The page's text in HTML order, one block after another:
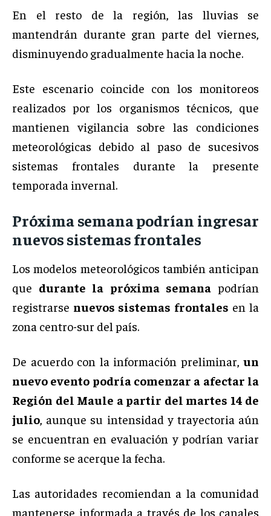
En el resto de la región, las lluvias se
mantendrán durante gran parte del viernes,
disminuyendo gradualmente hacia la noche.
Este escenario coincide con los monitoreos
realizados por los organismos técnicos, que
mantienen vigilancia sobre las condiciones
meteorológicas debido al paso de sucesivos
sistemas frontales durante la presente
temporada invernal.
Próxima semana podrían ingresar
nuevos sistemas frontales
Los modelos meteorológicos también anticipan
que durante la próxima semana podrían
registrarse nuevos sistemas frontales en la
zona centro-sur del país.
De acuerdo con la información preliminar, un
nuevo evento podría comenzar a afectar la
Región del Maule a partir del martes 14 de
julio , aunque su intensidad y trayectoria aún
se encuentran en evaluación y podrían variar
conforme se acerque la fecha.
Las autoridades recomiendan a la comunidad
mantenerse informada a través de los canales